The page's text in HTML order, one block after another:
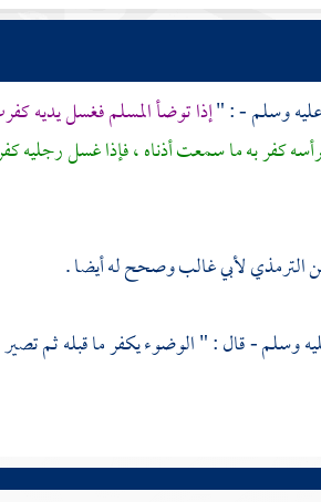
إذا توضأ المسلم فغسل يديه
كفر به ما سمعت أذناه ، فإذا غسل رجليه
الترمذيلأبي غالبوصحح له أيضا .
- قال : " الوضوء يكفر ما قبله ثم تصير